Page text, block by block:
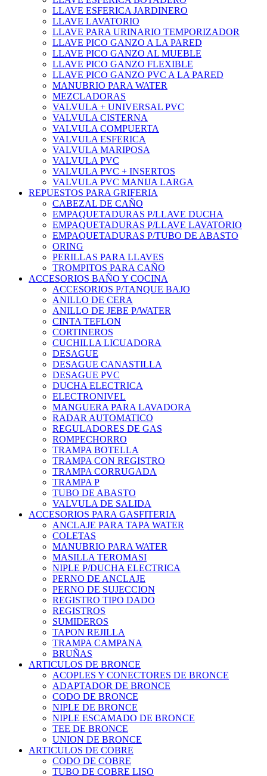
LLAVE ESFERICA JARDINERO
LLAVE LAVATORIO
LLAVE PARA URINARIO TEMPORIZADOR
LLAVE PICO GANZO A LA PARED
LLAVE PICO GANZO AL MUEBLE
LLAVE PICO GANZO FLEXIBLE
LLAVE PICO GANZO PVC A LA PARED
MANUBRIO PARA WATER
MEZCLADORAS
VALVULA + UNIVERSAL PVC
VALVULA CISTERNA
VALVULA COMPUERTA
VALVULA ESFERICA
VALVULA MARIPOSA
VALVULA PVC
VALVULA PVC + INSERTOS
VALVULA PVC MANIJA LARGA
REPUESTOS PARA GRIFERIA
CABEZAL DE CAÑO
EMPAQUETADURAS P/LLAVE DUCHA
EMPAQUETADURAS P/LLAVE LAVATORIO
EMPAQUETADURAS P/TUBO DE ABASTO
ORING
PERILLAS PARA LLAVES
TROMPITOS PARA CAÑO
ACCESORIOS BAÑO Y COCINA
ACCESORIOS P/TANQUE BAJO
ANILLO DE CERA
ANILLO DE JEBE P/WATER
CINTA TEFLON
CORTINEROS
CUCHILLA LICUADORA
DESAGUE
DESAGUE CANASTILLA
DESAGUE PVC
DUCHA ELECTRICA
ELECTRONIVEL
MANGUERA PARA LAVADORA
RADAR AUTOMATICO
REGULADORES DE GAS
ROMPECHORRO
TRAMPA BOTELLA
TRAMPA CON REGISTRO
TRAMPA CORRUGADA
TRAMPA P
TUBO DE ABASTO
VALVULA DE SALIDA
ACCESORIOS PARA GASFITERIA
ANCLAJE PARA TAPA WATER
COLETAS
MANUBRIO PARA WATER
MASILLA TEROMASI
NIPLE P/DUCHA ELECTRICA
PERNO DE ANCLAJE
PERNO DE SUJECCION
REGISTRO TIPO DADO
REGISTROS
SUMIDEROS
TAPON REJILLA
TRAMPA CAMPANA
BRUÑAS
ARTICULOS DE BRONCE
ACOPLES Y CONECTORES DE BRONCE
ADAPTADOR DE BRONCE
CODO DE BRONCE
NIPLE DE BRONCE
NIPLE ESCAMADO DE BRONCE
TEE DE BRONCE
UNION DE BRONCE
ARTICULOS DE COBRE
CODO DE COBRE
TUBO DE COBRE LISO